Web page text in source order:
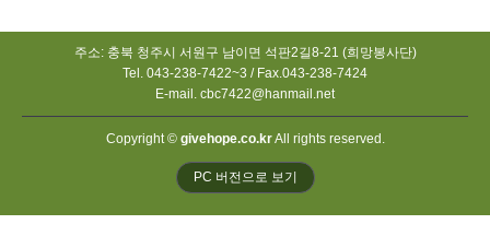
주소: 충북 청주시 서원구 남이면 석판2길8-21 (희망봉사단)
Tel. 043-238-7422~3 / Fax.043-238-7424
E-mail. cbc7422@hanmail.net
Copyright © givehope.co.krAll rights reserved.
PC 버전으로 보기